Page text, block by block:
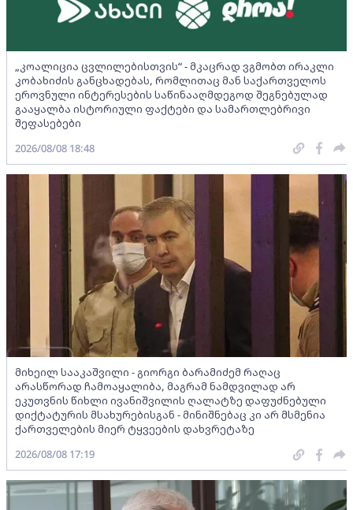
„კოალიცია ცვლილებისთვის“ - მკაცრად ვგმობთ ირაკლი
კობახიძის განცხადებას, რომლითაც მან საქართველოს
ეროვნული ინტერესების საწინააღმდეგოდ შეგნებულად
გააყალბა ისტორიული ფაქტები და სამართლებრივი
შეფასებები
2026/08/08 18:48
მიხეილ სააკაშვილი - გიორგი ბარამიძემ რაღაც
არასწორად ჩამოაყალიბა, მაგრამ ნამდვილად არ
ეკუთვნის წიხლი ივანიშვილის ღალატზე დაფუძნებული
დიქტატურის მსახურებისგან - მინიშნებაც კი არ მსმენია
ქართველების მიერ ტყვეების დახვრეტაზე
2026/08/08 17:19